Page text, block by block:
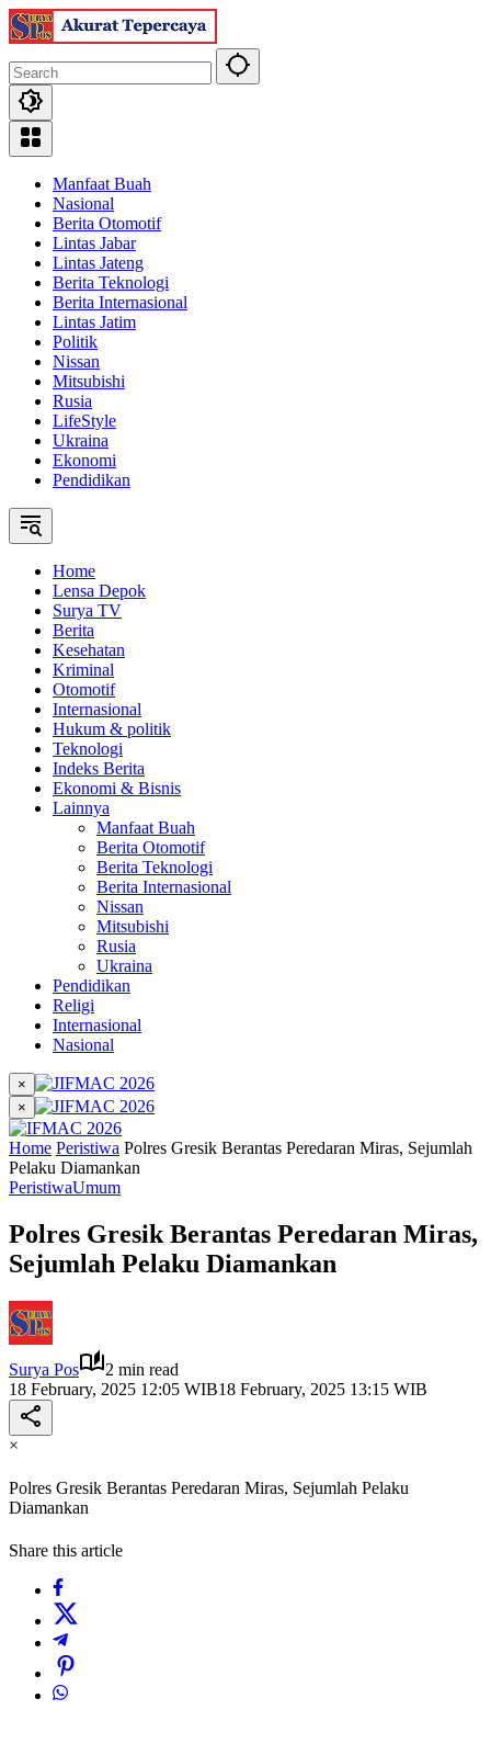
Skip
to
Manfaat Buah
Nasional
Berita Otomotif
Lintas Jabar
Lintas Jateng
Berita Teknologi
Berita Internasional
Lintas Jatim
Politik
Nissan
Mitsubishi
Rusia
LifeStyle
Ukraina
Ekonomi
Pendidikan
Home
Lensa Depok
Surya TV
Berita
Kesehatan
Kriminal
Otomotif
Internasional
Hukum & politik
Teknologi
Indeks Berita
Ekonomi & Bisnis
Lainnya
Manfaat Buah
Berita Otomotif
Berita Teknologi
Berita Internasional
Nissan
Mitsubishi
Rusia
Ukraina
Pendidikan
Religi
Internasional
Nasional
×
×
Home Peristiwa Polres Gresik Berantas Peredaran Miras, Sejumlah
Pelaku Diamankan
PeristiwaUmum
Polres Gresik Berantas Peredaran Miras,
Sejumlah Pelaku Diamankan
Surya Pos
2 min read
18 February, 2025 12:05 WIB18 February, 2025 13:15 WIB
×
Polres Gresik Berantas Peredaran Miras, Sejumlah Pelaku
Diamankan
Share this article